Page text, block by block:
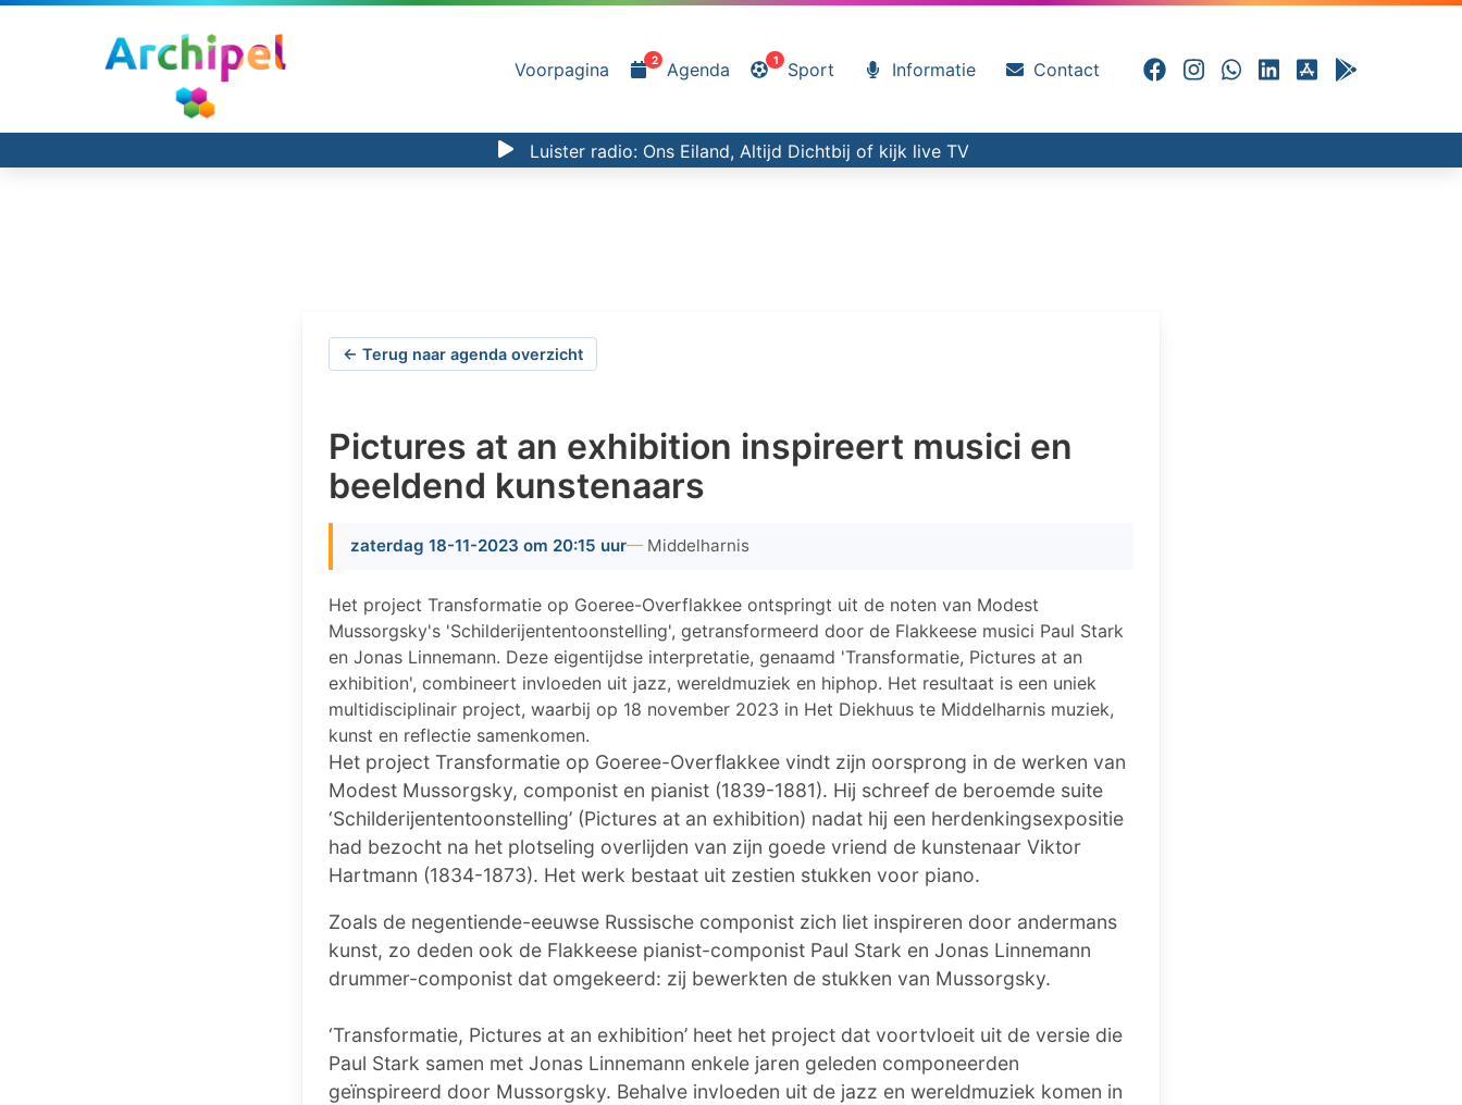
Voorpagina 2 Agenda 1 Sport Informatie Contact
Luister radio: Ons Eiland, Altijd Dichtbij of kijk live TV
← Terug naar agenda overzicht
Pictures at an exhibition inspireert musici en
beeldend kunstenaars
zaterdag 18-11-2023 om 20:15 uur Middelharnis
Het project Transformatie op Goeree-Overflakkee ontspringt uit de noten van Modest
Mussorgsky's 'Schilderijententoonstelling', getransformeerd door de Flakkeese musici Paul Stark
en Jonas Linnemann. Deze eigentijdse interpretatie, genaamd 'Transformatie, Pictures at an
exhibition', combineert invloeden uit jazz, wereldmuziek en hiphop. Het resultaat is een uniek
multidisciplinair project, waarbij op 18 november 2023 in Het Diekhuus te Middelharnis muziek,
kunst en reflectie samenkomen.
Het project Transformatie op Goeree-Overflakkee vindt zijn oorsprong in de werken van
Modest Mussorgsky, componist en pianist (1839-1881). Hij schreef de beroemde suite
‘Schilderijententoonstelling’ (Pictures at an exhibition) nadat hij een herdenkingsexpositie
had bezocht na het plotseling overlijden van zijn goede vriend de kunstenaar Viktor
Hartmann (1834-1873). Het werk bestaat uit zestien stukken voor piano.
Zoals de negentiende-eeuwse Russische componist zich liet inspireren door andermans
kunst, zo deden ook de Flakkeese pianist-componist Paul Stark en Jonas Linnemann
drummer-componist dat omgekeerd: zij bewerkten de stukken van Mussorgsky.
‘Transformatie, Pictures at an exhibition’ heet het project dat voortvloeit uit de versie die
Paul Stark samen met Jonas Linnemann enkele jaren geleden componeerden
geïnspireerd door Mussorgsky. Behalve invloeden uit de jazz en wereldmuziek komen in